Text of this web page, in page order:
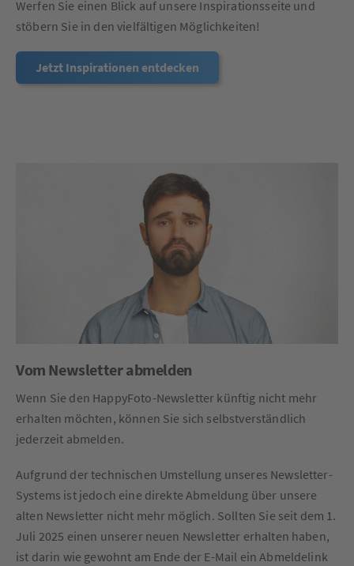
Werfen Sie einen Blick auf unsere Inspirationsseite und
stöbern Sie in den vielfältigen Möglichkeiten!
Jetzt Inspirationen entdecken
Vom Newsletter abmelden
Wenn Sie den HappyFoto-Newsletter künftig nicht mehr
erhalten möchten, können Sie sich selbstverständlich
jederzeit abmelden.
Aufgrund der technischen Umstellung unseres Newsletter-
Systems ist jedoch eine direkte Abmeldung über unsere
alten Newsletter nicht mehr möglich. Sollten Sie seit dem 1.
Juli 2025 einen unserer neuen Newsletter erhalten haben,
ist darin wie gewohnt am Ende der E-Mail ein Abmeldelink